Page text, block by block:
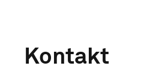
Kontakt